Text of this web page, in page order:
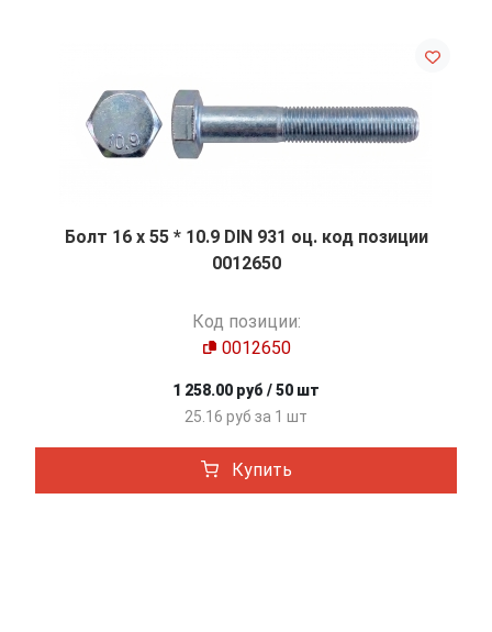
Болт 16 х 55 * 10.9 DIN 931 оц. код позиции
0012650
Код позиции:
0012650
1 258.00 руб / 50 шт
25.16 руб за 1 шт
Купить